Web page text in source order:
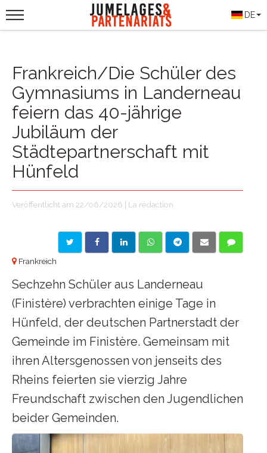
DE
Frankreich/Die Schüler des
Gymnasiums in Landerneau
feiern das 40-jährige
Jubiläum der
Städtepartnerschaft mit
Hünfeld
Veröffentlicht am 22/06/2026 | La rédaction
Frankreich
Sechzehn Schüler aus Landerneau
(Finistère) verbrachten einige Tage in
Hünfeld, der deutschen Partnerstadt der
Gemeinde im Finistère. Gemeinsam mit
ihren Altersgenossen von jenseits des
Rheins feierten sie vierzig Jahre
Freundschaft zwischen den Jugendlichen
beider Gemeinden.